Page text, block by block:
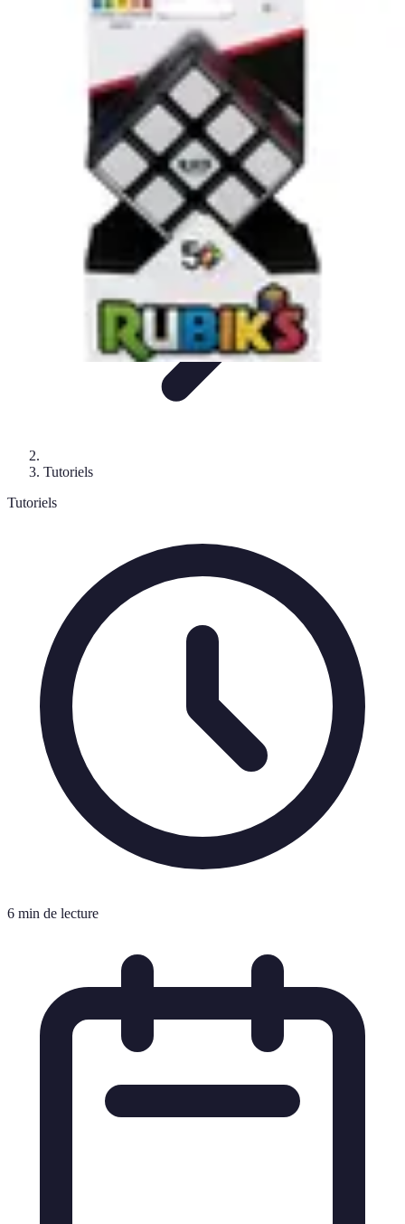
Astuces Rubik Cube
Astuces et Techniques
Techniques de SpeedcubingAstuces et
Techniques et Astuces
Astuces Rubik Cube
Tutoriels
Tutoriels
6 min de lecture